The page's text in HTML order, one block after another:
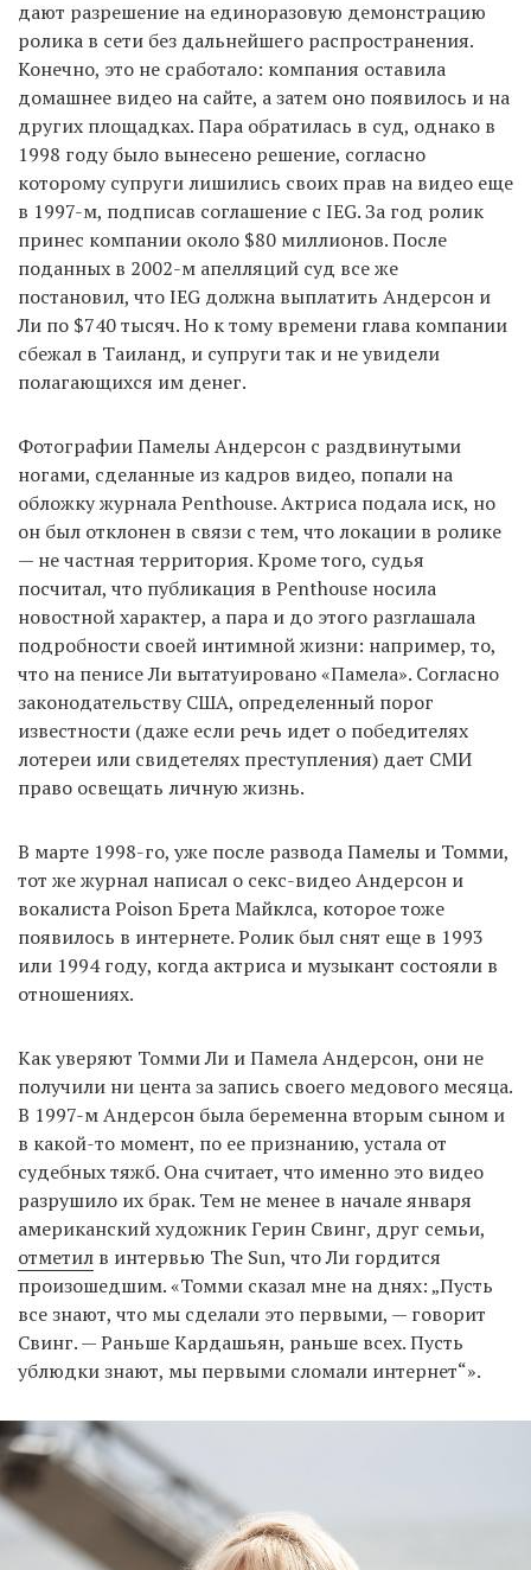
дают разрешение на единоразовую демонстрацию
ролика в сети без дальнейшего распространения.
Конечно, это не сработало: компания оставила
домашнее видео на сайте, а затем оно появилось и на
других площадках. Пара обратилась в суд, однако в
1998 году было вынесено решение, согласно
которому супруги лишились своих прав на видео еще
в 1997-м, подписав соглашение с IEG. За год ролик
принес компании около $80 миллионов. После
поданных в 2002-м апелляций суд все же
постановил, что IEG должна выплатить Андерсон и
Ли по $740 тысяч. Но к тому времени глава компании
сбежал в Таиланд, и супруги так и не увидели
полагающихся им денег.
Фотографии Памелы Андерсон с раздвинутыми
ногами, сделанные из кадров видео, попали на
обложку журнала Penthouse. Актриса подала иск, но
он был отклонен в связи с тем, что локации в ролике
— не частная территория. Кроме того, судья
посчитал, что публикация в Penthouse носила
новостной характер, а пара и до этого разглашала
подробности своей интимной жизни: например, то,
что на пенисе Ли вытатуировано «Памела». Согласно
законодательству США, определенный порог
известности (даже если речь идет о победителях
лотереи или свидетелях преступления) дает СМИ
право освещать личную жизнь.
В марте 1998-го, уже после развода Памелы и Томми,
тот же журнал написал о секс-видео Андерсон и
вокалиста Poison Брета Майклса, которое тоже
появилось в интернете. Ролик был снят еще в 1993
или 1994 году, когда актриса и музыкант состояли в
отношениях.
Как уверяют Томми Ли и Памела Андерсон, они не
получили ни цента за запись своего медового месяца.
В 1997-м Андерсон была беременна вторым сыном и
в какой-то момент, по ее признанию, устала от
судебных тяжб. Она считает, что именно это видео
разрушило их брак. Тем не менее в начале января
американский художник Герин Свинг, друг семьи,
отметил в интервью The Sun, что Ли гордится
произошедшим. «Томми сказал мне на днях: „Пусть
все знают, что мы сделали это первыми, — говорит
Свинг. — Раньше Кардашьян, раньше всех. Пусть
ублюдки знают, мы первыми сломали интернет“».